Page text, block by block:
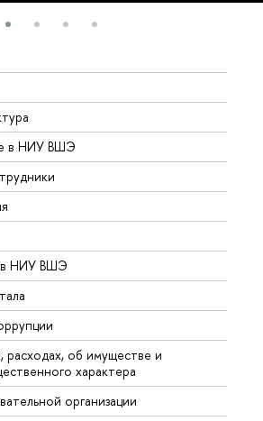
в НИУ ВШЭ
в НИУ ВШЭ
об имуществе и
характера
организации